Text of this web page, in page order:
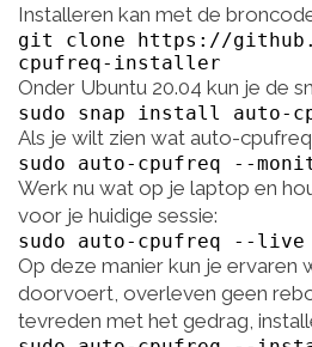
Installeren kan met de
git clone https://
cpufreq-installer
Onder Ubuntu 20.04 kun je de
sudo snap install auto-
Als je wilt zien wat auto-
sudo auto-cpufreq --
Werk nu wat op je laptop en
voor je huidige sessie:
sudo auto-cpufreq --live
Op deze manier kun je ervaren
doorvoert, overleven geen
tevreden met het gedrag,